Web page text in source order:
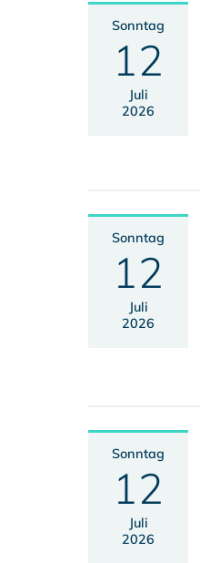
Sonntag
12
Juli
2026
Sonntag
12
Juli
2026
Sonntag
12
Juli
2026